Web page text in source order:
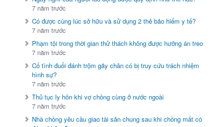
7 năm trước
Có được cùng lúc sở hữu và sử dụng 2 thẻ bảo hiểm y tế?
7 năm trước
Phạm tội trong thời gian thử thách không được hưởng án treo
7 năm trước
Cố tình đuổi đánh trộm gãy chân có bị truy cứu trách nhiệm
hình sự?
7 năm trước
Thủ tục ly hôn khi vợ chồng cùng ở nước ngoài
7 năm trước
Nhà chồng yêu cầu giao tài sản chung sau khi chồng mất có